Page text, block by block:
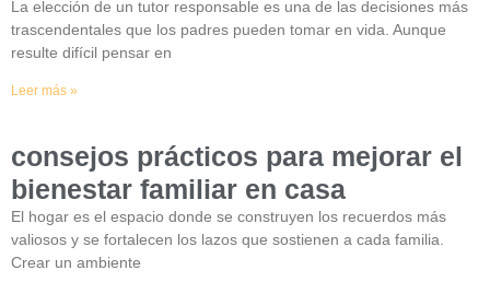
La elección de un tutor responsable es una de las decisiones más
trascendentales que los padres pueden tomar en vida. Aunque
resulte difícil pensar en
Leer más »
consejos prácticos para mejorar el
bienestar familiar en casa
El hogar es el espacio donde se construyen los recuerdos más
valiosos y se fortalecen los lazos que sostienen a cada familia.
Crear un ambiente